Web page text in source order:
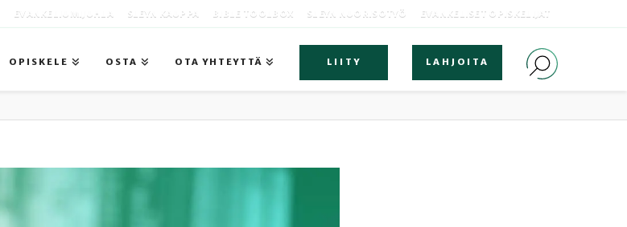
EVANKELIUMIJUHLA SLEYN KAUPPA BIBLE TOOLBOX SLEYN NUORISOTYÖ EVANKELISET OPISKELIJAT
OPISKELE OSTA OTA YHTEYTTÄ LIITY LAHJOITA